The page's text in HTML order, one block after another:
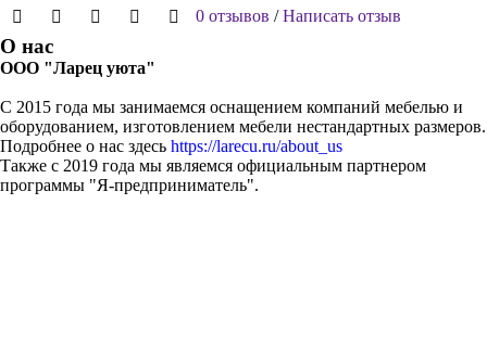
0 отзывов /Написать отзыв
О нас
ООО "Ларец уюта"
С 2015 года мы занимаемся оснащением компаний мебелью и
оборудованием, изготовлением мебели нестандартных размеров.
Подробнее о нас здесь https://larecu.ru/about_us
Также с 2019 года мы являемся официальным партнером
программы "Я-предприниматель".